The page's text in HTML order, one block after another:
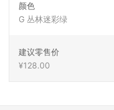
颜色
G 丛林迷彩绿
建议零售价
¥128.00